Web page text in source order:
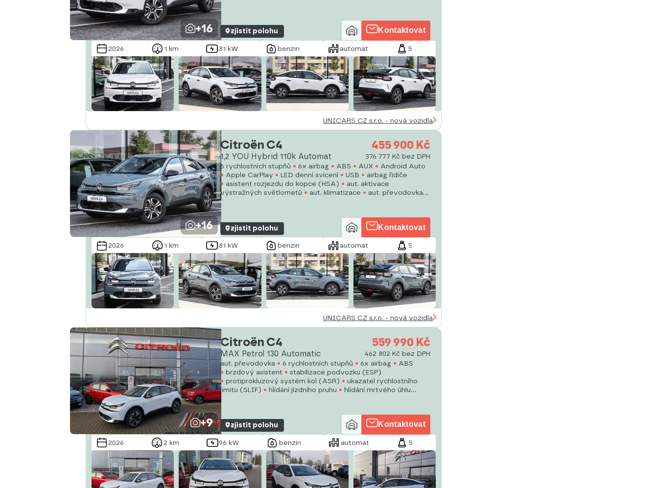
+16 zjistit polohu Kontaktovat
2026 1 km 81 kW benzin automat 5
UNICARS CZ s.r.o. - nová vozidla
+16
Citroën C4
1,2 YOU Hybrid 110k Automat
455 900 Kč
376 777 Kč bez DPH
6 rychlostních stupňů
6x airbag ABS AUX
Android Auto
Apple CarPlay
LED denní svícení USB
airbag řidiče
asistent rozjezdu do kopce (HSA)
aut. aktivace
výstražných světlometů
aut. klimatizace
aut. převodovka
zjistit polohu Kontaktovat
2026 1 km 81 kW benzin automat 5
UNICARS CZ s.r.o. - nová vozidla
+9
Citroën C4
MAX Petrol 130 Automatic
559 990 Kč
462 802 Kč bez DPH
aut. převodovka
6 rychlostních stupňů 6x airbag
ABS
brzdový asistent
stabilizace podvozku (ESP)
protiprokluzový systém kol (ASR)
ukazatel rychlostního
limitu (SLIF)
hlídání jízdního pruhu
hlídání mrtvého úhlu
zjistit polohu Kontaktovat
2026 2 km 96 kW benzin automat 5